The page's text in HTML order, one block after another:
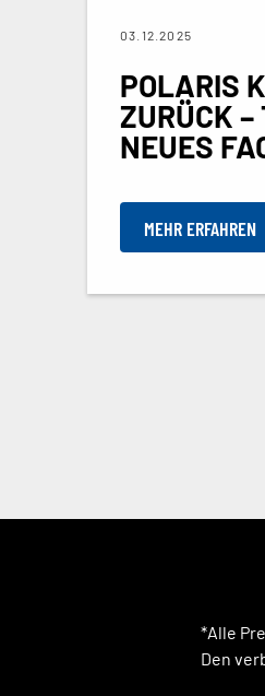
03.12.2025
POLARIS
ZURÜCK –
NEUES
MEHR ERFAHREN
*Alle
Den